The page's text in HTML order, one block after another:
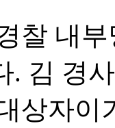
찰 내
. 김 경
상자